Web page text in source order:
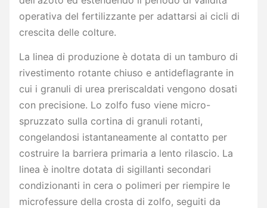
operativa del fertilizzante per adattarsi ai cicli di
crescita delle colture.
La linea di produzione è dotata di un tamburo di
rivestimento rotante chiuso e antideflagrante in
cui i granuli di urea preriscaldati vengono dosati
con precisione. Lo zolfo fuso viene micro-
spruzzato sulla cortina di granuli rotanti,
congelandosi istantaneamente al contatto per
costruire la barriera primaria a lento rilascio. La
linea è inoltre dotata di sigillanti secondari
condizionanti in cera o polimeri per riempire le
microfessure della crosta di zolfo, seguiti da